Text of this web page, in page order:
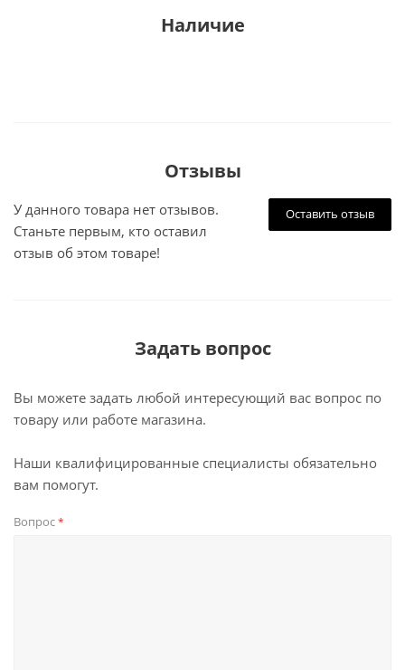
Наличие
Отзывы
Оставить отзыв
У данного товара нет отзывов.
Станьте первым, кто оставил
отзыв об этом товаре!
Задать вопрос
Вы можете задать любой интересующий вас вопрос по
товару или работе магазина.
Наши квалифицированные специалисты обязательно
вам помогут.
Вопрос*